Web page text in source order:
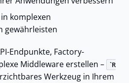
komplexen
gewährleisten
Endpunkte, Factory-
Middleware erstellen –
R
Werkzeug in Ihrem